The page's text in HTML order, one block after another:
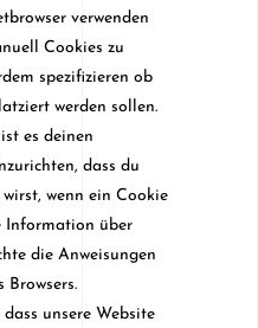
verwenden
Cookies zu
spezifizieren ob
werden sollen.
es deinen
dass du
wenn ein Cookie
Information über
die Anweisungen
unsere Website